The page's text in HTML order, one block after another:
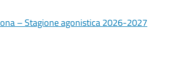
– Stagione agonistica 2026-2027